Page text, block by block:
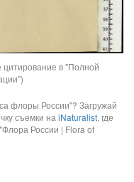
цитирование в "Полной
флоры России"? Загружай
съемки на iNaturalist, где
России | Flora of